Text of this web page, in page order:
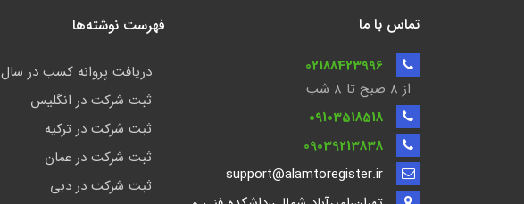
تماس با ما
02188423996
از 8 صبح تا ۸ شب
09103518518
09039213838
support@alamtoregister.ir
فهرست نوشته‌ها
دریافت پروانه کسب در سال 1403
ثبت شرکت در انگلیس
ثبت شرکت در ترکیه
ثبت شرکت در عمان
ثبت شرکت در دبی